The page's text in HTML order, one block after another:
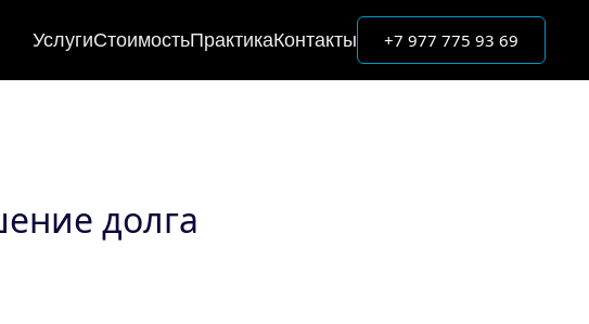
УслугиСтоимостьПрактикаКонтакты +7 977 775 93 69
долга